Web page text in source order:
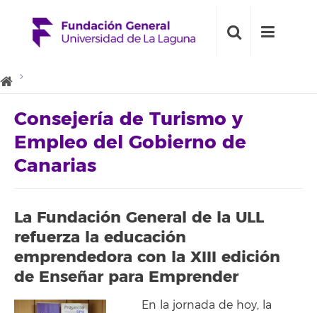
Consejería de Turismo y
Empleo del Gobierno de
Canarias
La Fundación General de la ULL
refuerza la educación
emprendedora con la XIII edición
de Enseñar para Emprender
En la jornada de hoy, la